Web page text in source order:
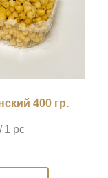
400 гр.
/ 1 pc